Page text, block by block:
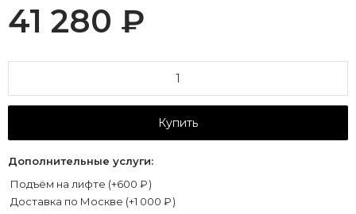
41 280 ₽
Купить
Дополнительные услуги:
Подъём на лифте (+600 ₽)
Доставка по Москве (+1 000 ₽)